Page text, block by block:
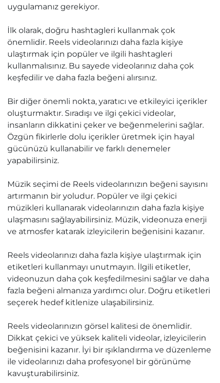
uygulamanız gerekiyor.
İlk olarak, doğru hashtagleri kullanmak çok
önemlidir. Reels videolarınızı daha fazla kişiye
ulaştırmak için popüler ve ilgili hashtagleri
kullanmalısınız. Bu sayede videolarınız daha çok
keşfedilir ve daha fazla beğeni alırsınız.
Bir diğer önemli nokta, yaratıcı ve etkileyici içerikler
oluşturmaktır. Sıradışı ve ilgi çekici videolar,
insanların dikkatini çeker ve beğenmelerini sağlar.
Özgün fikirlerle dolu içerikler üretmek için hayal
gücünüzü kullanabilir ve farklı denemeler
yapabilirsiniz.
Müzik seçimi de Reels videolarınızın beğeni sayısını
artırmanın bir yoludur. Popüler ve ilgi çekici
müzikleri kullanarak videolarınızın daha fazla kişiye
ulaşmasını sağlayabilirsiniz. Müzik, videonuza enerji
ve atmosfer katarak izleyicilerin beğenisini kazanır.
Reels videolarınızı daha fazla kişiye ulaştırmak için
etiketleri kullanmayı unutmayın. İlgili etiketler,
videonuzun daha çok keşfedilmesini sağlar ve daha
fazla beğeni almanıza yardımcı olur. Doğru etiketleri
seçerek hedef kitlenize ulaşabilirsiniz.
Reels videolarınızın görsel kalitesi de önemlidir.
Dikkat çekici ve yüksek kaliteli videolar, izleyicilerin
beğenisini kazanır. İyi bir ışıklandırma ve düzenleme
ile videolarınızı daha profesyonel bir görünüme
kavuşturabilirsiniz.